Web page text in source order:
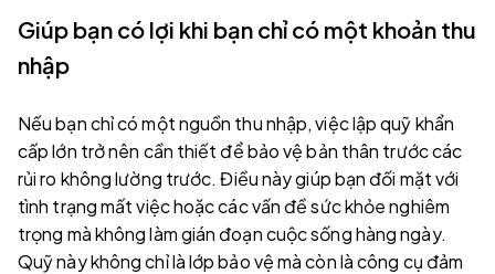
Giúp bạn có lợi khi bạn chỉ có một khoản thu
nhập
Nếu bạn chỉ có một nguồn thu nhập, việc lập quỹ khẩn
cấp lớn trở nên cần thiết để bảo vệ bản thân trước các
rủi ro không lường trước. Điều này giúp bạn đối mặt với
tình trạng mất việc hoặc các vấn đề sức khỏe nghiêm
trọng mà không làm gián đoạn cuộc sống hàng ngày.
Quỹ này không chỉ là lớp bảo vệ mà còn là công cụ đảm